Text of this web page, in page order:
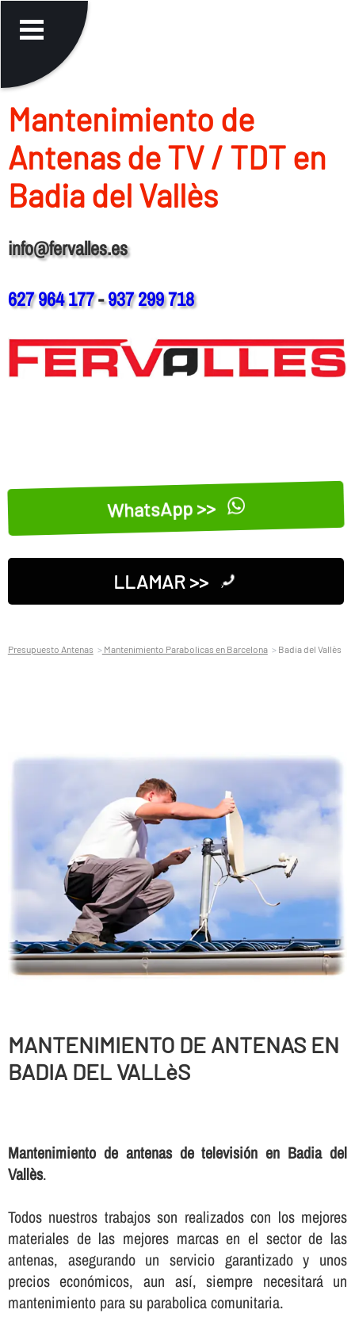
Mantenimiento de
Antenas de TV / TDT en
Badia del Vallès
info@fervalles.es
627 964 177-937 299 718
WhatsApp >>
LLAMAR >>
Presupuesto Antenas Mantenimiento Parabolicas en Barcelona Badia del Vallès
MANTENIMIENTO DE ANTENAS EN
BADIA DEL VALLèS
Mantenimiento de antenas de televisión en Badia del
Vallès.
Todos nuestros trabajos son realizados con los mejores
materiales de las mejores marcas en el sector de las
antenas, asegurando un servicio garantizado y unos
precios económicos, aun así­, siempre necesitará un
mantenimiento para su parabolica comunitaria.